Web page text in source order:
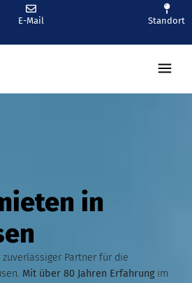
E-Mail Standort
in
Partner für die
Mit über 80 Jahren Erfahrungim